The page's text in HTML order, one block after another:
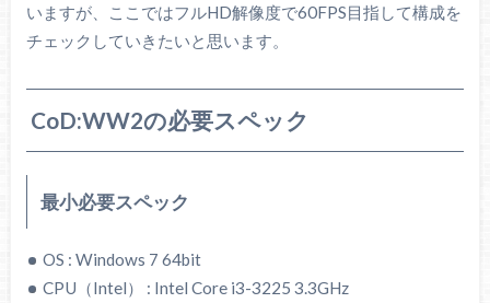
いますが、ここではフルHD解像度で60FPS目指して構成を
チェックしていきたいと思います。
CoD:WW2の必要スペック
最小必要スペック
OS : Windows 7 64bit
CPU（Intel） : Intel Core i3-3225 3.3GHz